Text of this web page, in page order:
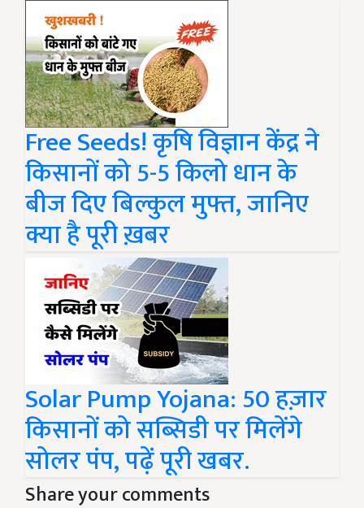
Free Seeds! कृषि विज्ञान केंद्र ने
किसानों को 5-5 किलो धान के
बीज दिए बिल्कुल मुफ्त, जानिए
क्या है पूरी ख़बर
Solar Pump Yojana: 50 हज़ार
किसानों को सब्सिडी पर मिलेंगे
सोलर पंप, पढ़ें पूरी खबर.
Share your comments